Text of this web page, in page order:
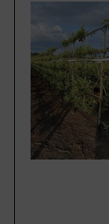
Frucht
Blüte
Blütezeit
Rinde